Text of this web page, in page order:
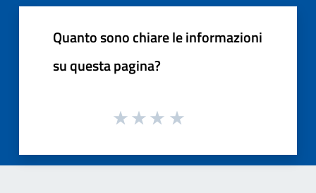
Quanto sono chiare le informazioni
su questa pagina?